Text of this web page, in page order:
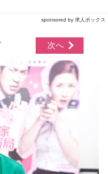
sponsored by 求人ボックス
次へ